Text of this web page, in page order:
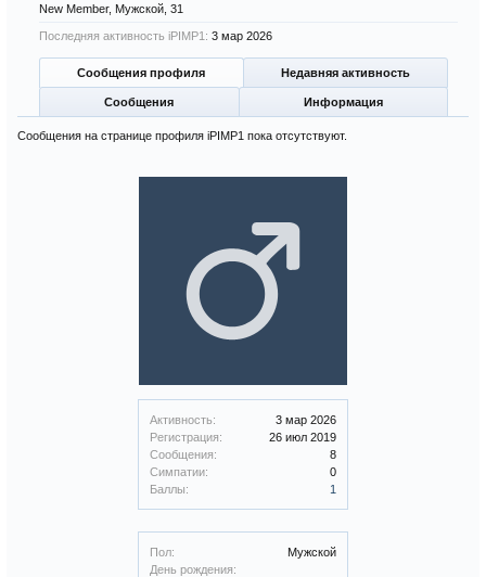
Активность:
3 мар 2026
Регистрация:
26 июл 2019
Сообщения:
8
Симпатии:
0
Баллы:
1
Пол:
Мужской
День рождения:
New Member, Мужской, 31
Последняя активность iPIMP1: 3 мар 2026
Сообщения профиля Недавняя активность
Сообщения Информация
Сообщения на странице профиля iPIMP1 пока отсутствуют.